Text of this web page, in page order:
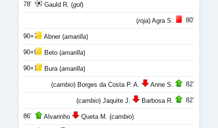
78’ Gauld R. (gol)
(roja) Agra S. 80’
90+7’ Abner (amarilla)
90+9’ Beto (amarilla)
90+10’ Bura (amarilla)
(cambio) Borges da Costa P. A. Anne S. 82’
(cambio) Jaquite J. Barbosa R. 82’
86’ Alvarinho Queta M. (cambio)